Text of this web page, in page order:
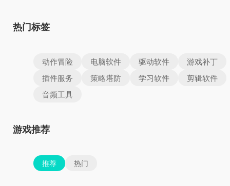
热门标签
动作冒险 电脑软件 驱动软件
游戏补丁
插件服务
策略塔防 学习软件
剪辑软件
音频工具
游戏推荐
推荐 热门